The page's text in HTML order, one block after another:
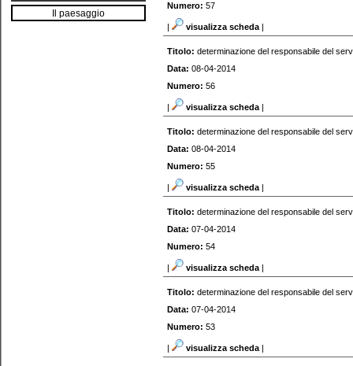
Il paesaggio
Numero: 57
| visualizza scheda |
Titolo: determinazione del responsabile del
Data: 08-04-2014
Numero: 56
| visualizza scheda |
Titolo: determinazione del responsabile del
Data: 08-04-2014
Numero: 55
| visualizza scheda |
Titolo: determinazione del responsabile del
Data: 07-04-2014
Numero: 54
| visualizza scheda |
Titolo: determinazione del responsabile del
Data: 07-04-2014
Numero: 53
| visualizza scheda |